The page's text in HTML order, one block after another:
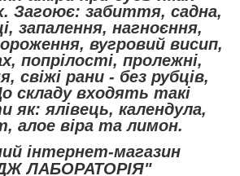
Загоює: забиття, садна,
запалення, нагноєння,
вугровий висип,
попрілості, пролежні,
свіжі рани - без рубців,
складу входять такі
як: ялівець, календула,
алое віра та лимон.
інтернет-магазин
ЛАБОРАТОРІЯ"